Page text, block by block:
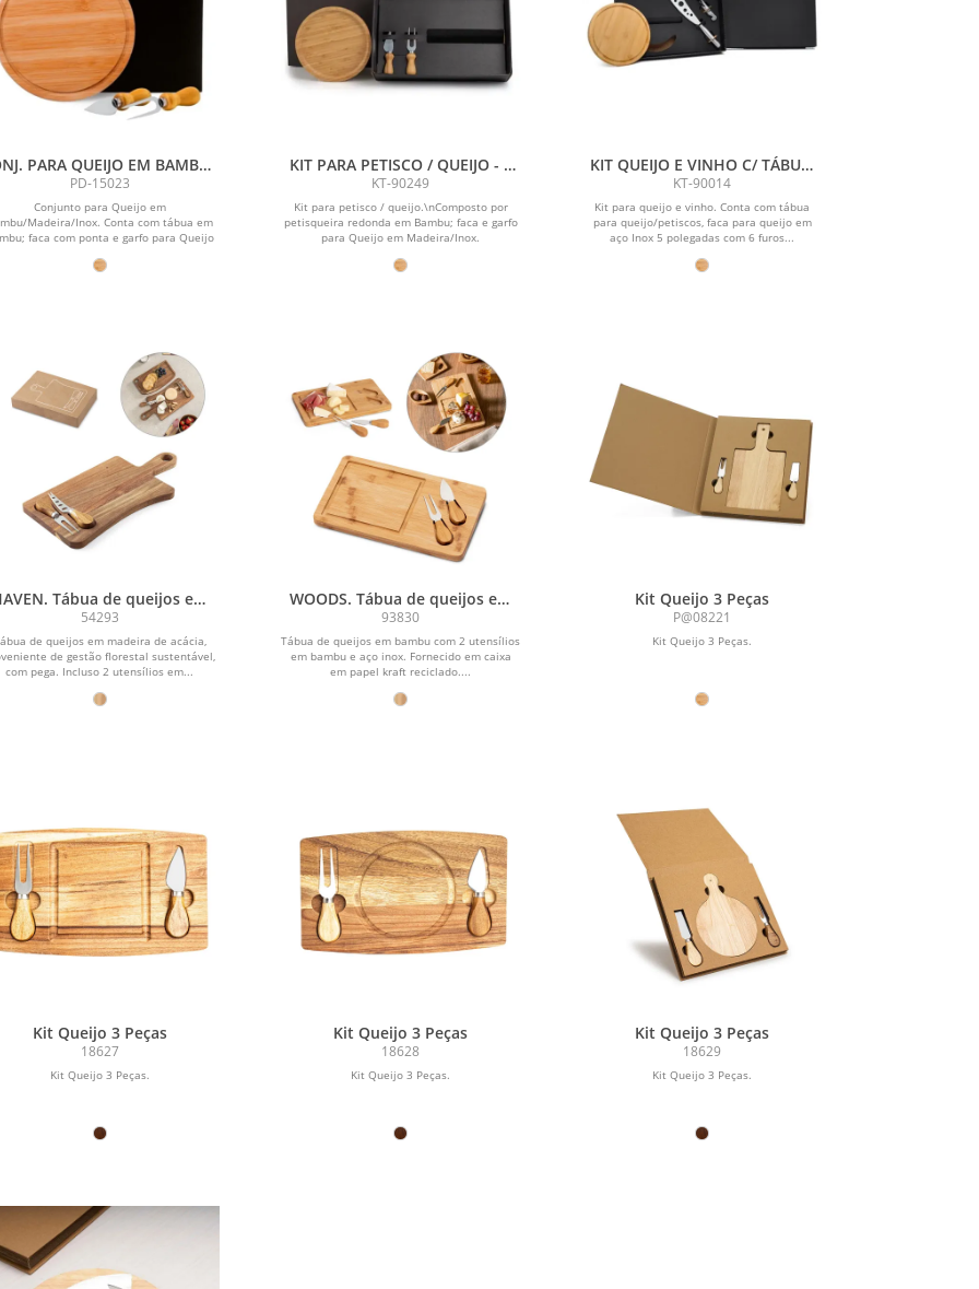
PARA QUEIJO EM BAMBU /
INOX - 3 PÇS
PD-15023
Conjunto para Queijo em
Madeira/Inox. Conta com tábua em
faca com ponta e garfo para Queijo
KIT PARA PETISCO / QUEIJO - 3
PÇS
KT-90249
Kit para petisco / queijo.\nComposto por
petisqueira redonda em Bambu; faca e garfo
para Queijo em Madeira/Inox.
KIT QUEIJO E VINHO C/ TÁBUA,
FACA E ABRIDOR - 3 PÇS
KT-90014
Kit para queijo e vinho. Conta com tábua
para queijo/petiscos, faca para queijo em
aço Inox 5 polegadas com 6 furos...
Tábua de queijos em
madeira de acácia com 2
em madeira de acácia
e aço inox
54293
de queijos em madeira de acácia,
de gestão florestal sustentável,
com pega. Incluso 2 utensílios em...
WOODS. Tábua de queijos em
bambu com 2 utensílios em
bambu e aço inox
93830
Tábua de queijos em bambu com 2 utensílios
em bambu e aço inox. Fornecido em caixa
em papel kraft reciclado....
Kit Queijo 3 Peças
P@08221
Kit Queijo 3 Peças.
Kit Queijo 3 Peças
18627
Kit Queijo 3 Peças.
Kit Queijo 3 Peças
18628
Kit Queijo 3 Peças.
Kit Queijo 3 Peças
18629
Kit Queijo 3 Peças.